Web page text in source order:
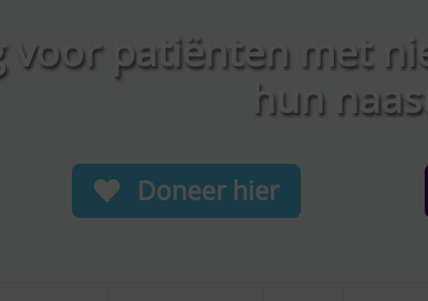
voor patiënten met
hun
Doneer hier